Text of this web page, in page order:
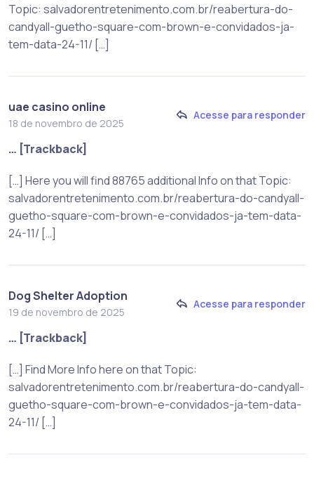
Topic: salvadorentretenimento.com.br/reabertura-do-
candyall-guetho-square-com-brown-e-convidados-ja-
tem-data-24-11/ […]
uae casino online
18 de novembro de 2025
Acesse para responder
… [Trackback]
[…] Here you will find 88765 additional Info on that Topic:
salvadorentretenimento.com.br/reabertura-do-candyall-
guetho-square-com-brown-e-convidados-ja-tem-data-
24-11/ […]
Dog Shelter Adoption
19 de novembro de 2025
Acesse para responder
… [Trackback]
[…] Find More Info here on that Topic:
salvadorentretenimento.com.br/reabertura-do-candyall-
guetho-square-com-brown-e-convidados-ja-tem-data-
24-11/ […]